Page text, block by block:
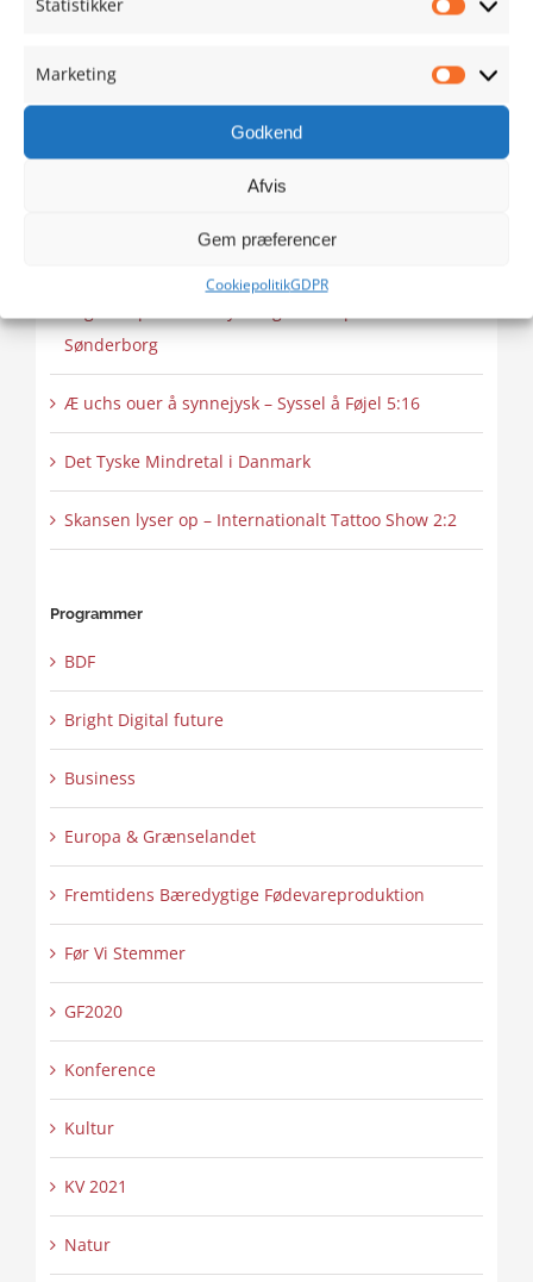
Statistikker
Marketing
Godkend
Afvis
Gem præferencer
CookiepolitikGDPR
and
content
cookies
and
this
20/09/2022
Æ uchs ouer å synnejysk – Pusse 6:16
Sønderborg
Æ uchs ouer å synnejysk – Syssel å Føjel 5:16
Det Tyske Mindretal i Danmark
Skansen lyser op – Internationalt Tattoo Show 2:2
Programmer
BDF
Bright Digital future
Business
Europa & Grænselandet
Fremtidens Bæredygtige Fødevareproduktion
Før Vi Stemmer
GF2020
Konference
Kultur
KV 2021
Natur